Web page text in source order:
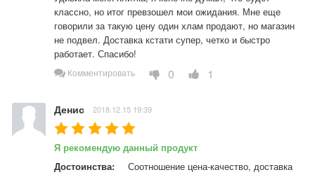
классно, но итог превзошел мои ожидания. Мне еще
говорили за такую цену один хлам продают, но магазин
не подвел. Доставка кстати супер, четко и быстро
работает. Спасибо!
Комментировать 0 1
Денис 2018.12.15 19:39
Я рекомендую данный продукт
Достоинства:
Соотношение цена-качество, доставка